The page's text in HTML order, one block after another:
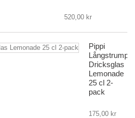
520,00 kr
Pippi
Långstrump
Dricksglas
Lemonade
25 cl 2-
pack
175,00 kr